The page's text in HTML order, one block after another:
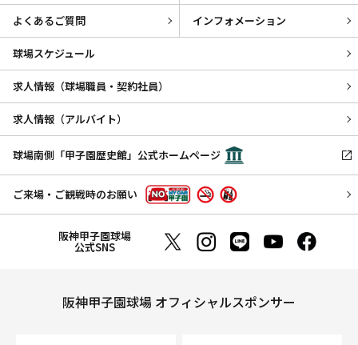
よくあるご質問 インフォメーション
球場スケジュール
求人情報（球場職員・契約社員）
求人情報（アルバイト）
球場南側「甲子園歴史館」公式ホームページ
ご来場・ご観戦時のお願い
阪神甲子園球場
公式SNS
阪神甲子園球場 オフィシャルスポンサー